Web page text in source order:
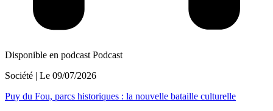
Disponible en podcast Podcast
Société | Le 09/07/2026
Puy du Fou, parcs historiques : la nouvelle bataille culturelle